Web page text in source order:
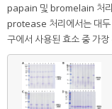
papain 및 bromelain 처
protease 처리에서는 대두
구에서 사용된 효소 중 가